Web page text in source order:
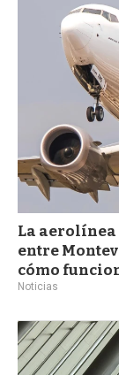
La aerolínea
entre
cómo
Noticias